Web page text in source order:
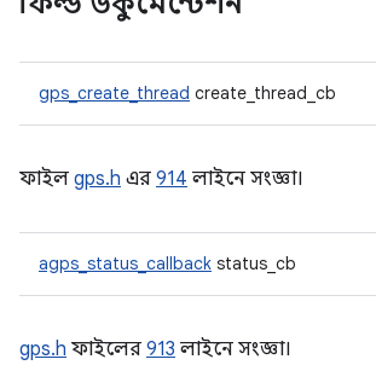
gps_create_thread create_thread_cb
ফাইল gps.h এর 914 লাইনে সংজ্ঞা।
agps_status_callback status_cb
gps.h ফাইলের 913 লাইনে সংজ্ঞা।